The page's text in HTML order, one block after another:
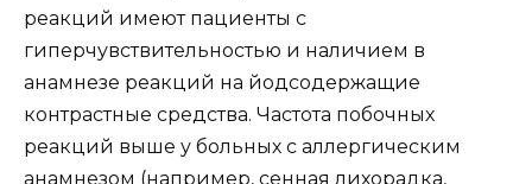
реакций имеют пациенты с
гиперчувствительностью и наличием в
анамнезе реакций на йодсодержащие
контрастные средства. Частота побочных
реакций выше у больных с аллергическим
анамнезом (например, сенная лихорадка,